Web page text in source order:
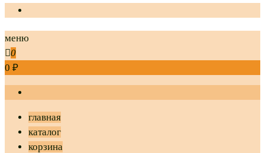
меню
0
0 ₽
главная
каталог
корзина